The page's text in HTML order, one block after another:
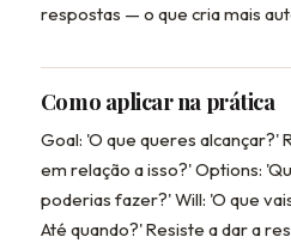
respostas — o que cria mais
Como aplicar na prática
Goal: 'O que queres alcançar?'
em relação a isso?' Options:
poderias fazer?' Will: 'O que
Até quando?' Resiste a dar a